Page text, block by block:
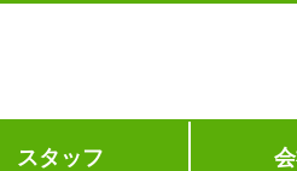
スタッフ